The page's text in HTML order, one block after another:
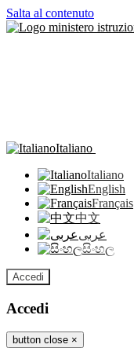
Salta al contenuto
Italiano
Italiano
English
Français
中文
عربى
සිංහල
Accedi
Accedi
button close ×